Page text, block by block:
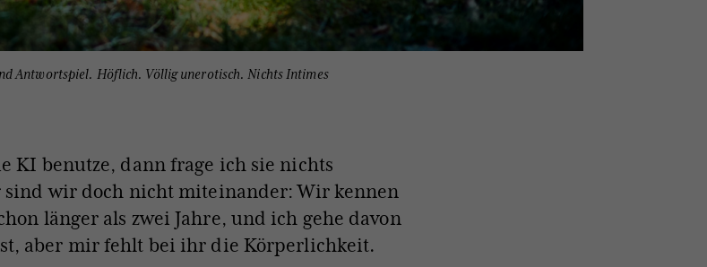
Antwortspiel. Höflich. Völlig unerotisch. Nichts Intimes
KI benutze, dann frage ich sie nichts
sind wir doch nicht miteinander: Wir kennen
länger als zwei Jahre, und ich gehe davon
aber mir fehlt bei ihr die Körperlichkeit.